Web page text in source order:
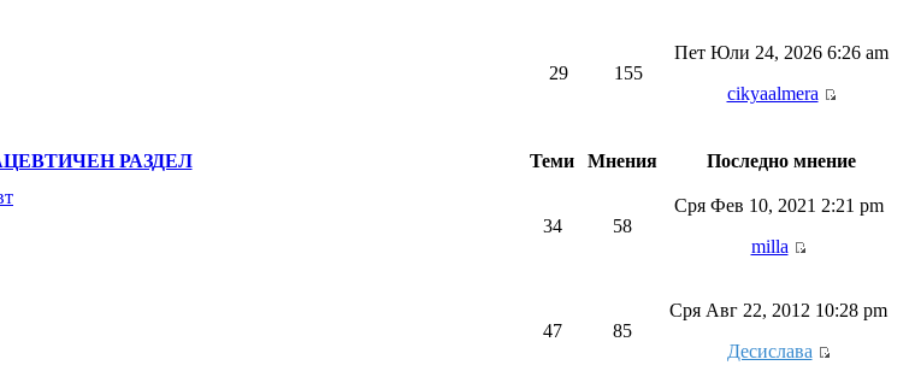
29
155
Пет Юли 24, 2026 6:26 am
cikyaalmera
РАЗДЕЛ Теми Мнения
Последно мнение
34
58
Сря Фев 10, 2021 2:21 pm
milla
47
85
Сря Авг 22, 2012 10:28 pm
Десислава